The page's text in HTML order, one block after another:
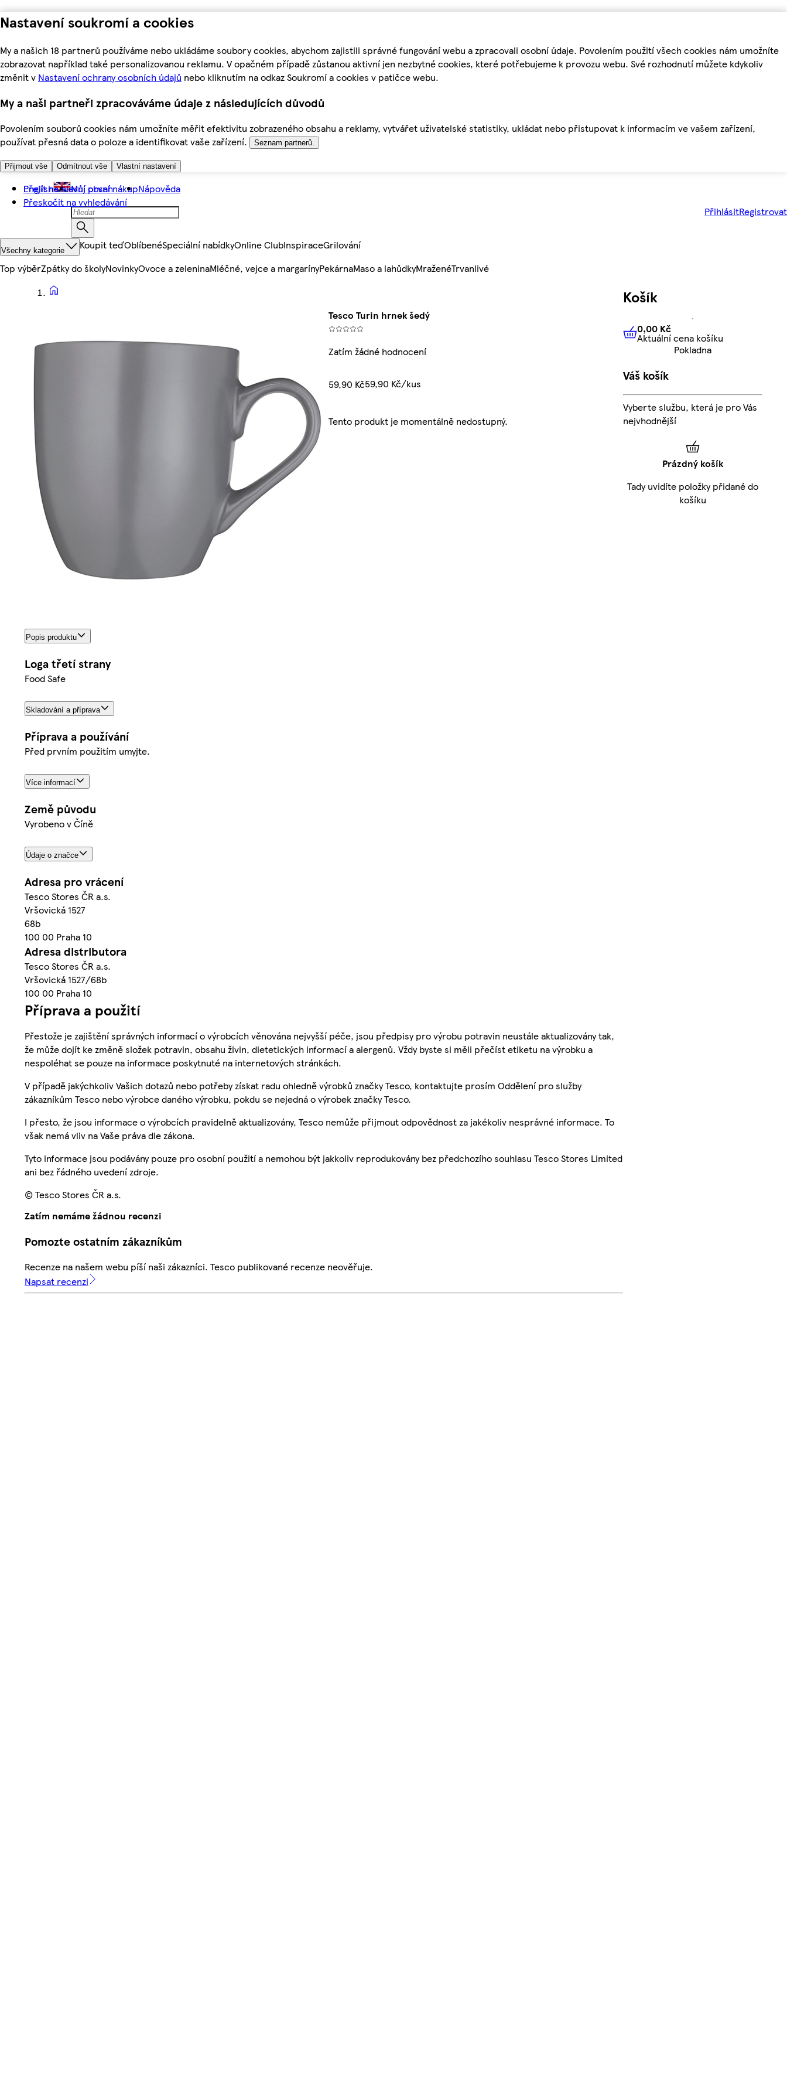
Nastavení soukromí a cookies
My a našich 18 partnerů používáme nebo ukládáme soubory cookies, abychom zajistili správné fungování webu a zpracovali osobní údaje. Povolením použití všech cookies nám umožníte
zobrazovat například také personalizovanou reklamu. V opačném případě zůstanou aktivní jen nezbytné cookies, které potřebujeme k provozu webu. Své rozhodnutí můžete kdykoliv
změnit v Nastavení ochrany osobních údajů nebo kliknutím na odkaz Soukromí a cookies v patičce webu.
My a naši partneři zpracováváme údaje z následujících důvodů
Povolením souborů cookies nám umožníte měřit efektivitu zobrazeného obsahu a reklamy, vytvářet uživatelské statistiky, ukládat nebo přistupovat k informacím ve vašem zařízení,
používat přesná data o poloze a identifikovat vaše zařízení.
Seznam partnerů.
Přijmout vše Odmítnout vše Vlastní nastavení
Přejít na hlavní obsah
Přeskočit na vyhledávání
English Můj první nákupNápověda
PřihlásitRegistrovat
Všechny kategorie Koupit teďOblíbenéSpeciální nabídkyOnline ClubInspiraceGrilování
Top výběrZpátky do školyNovinkyOvoce a zeleninaMléčné, vejce a margarínyPekárnaMaso a lahůdkyMraženéTrvanlivé
Tesco Turin hrnek šedý
Zatím žádné hodnocení
59,90 Kč59,90 Kč/kus
Tento produkt je momentálně nedostupný.
Popis produktu
Loga třetí strany
Food Safe
Skladování a příprava
Příprava a používání
Před prvním použitím umyjte.
Více informací
Země původu
Vyrobeno v Číně
Údaje o značce
Adresa pro vrácení
Tesco Stores ČR a.s.
Vršovická 1527
68b
100 00 Praha 10
Adresa distributora
Tesco Stores ČR a.s.
Vršovická 1527/68b
100 00 Praha 10
Příprava a použití
Přestože je zajištění správných informací o výrobcích věnována nejvyšší péče, jsou předpisy pro výrobu potravin neustále aktualizovány tak,
že může dojít ke změně složek potravin, obsahu živin, dietetických informací a alergenů. Vždy byste si měli přečíst etiketu na výrobku a
nespoléhat se pouze na informace poskytnuté na internetových stránkách.
V případě jakýchkoliv Vašich dotazů nebo potřeby získat radu ohledně výrobků značky Tesco, kontaktujte prosím Oddělení pro služby
zákazníkům Tesco nebo výrobce daného výrobku, pokdu se nejedná o výrobek značky Tesco.
I přesto, že jsou informace o výrobcích pravidelně aktualizovány, Tesco nemůže přijmout odpovědnost za jakékoliv nesprávné informace. To
však nemá vliv na Vaše práva dle zákona.
Tyto informace jsou podávány pouze pro osobní použití a nemohou být jakkoliv reprodukovány bez předchozího souhlasu Tesco Stores Limited
ani bez řádného uvedení zdroje.
© Tesco Stores ČR a.s.
Zatím nemáme žádnou recenzi
Pomozte ostatním zákazníkům
Recenze na našem webu píší naši zákazníci. Tesco publikované recenze neověřuje.
Napsat recenzi
Košík
0,00 KčAktuální cena košíku
0,00 Kč
Aktuální cena košíku
Pokladna
Váš košík
Vyberte službu, která je pro Vás
nejvhodnější
Prázdný košík
Tady uvidíte položky přidané do
košíku